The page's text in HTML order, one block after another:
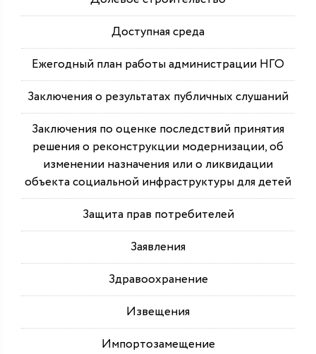
Доступная среда
Ежегодный план работы администрации НГО
Заключения о результатах публичных слушаний
Заключения по оценке последствий принятия
решения о реконструкции модернизации, об
изменении назначения или о ликвидации
объекта социальной инфраструктуры для детей
Защита прав потребителей
Заявления
Здравоохранение
Извещения
Импортозамещение